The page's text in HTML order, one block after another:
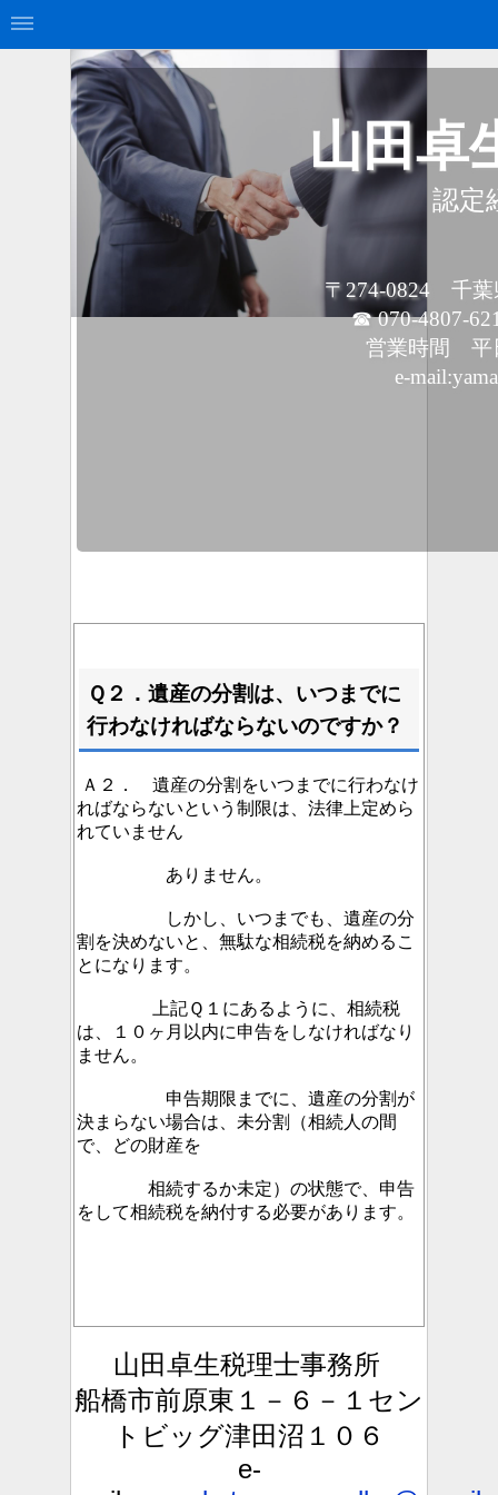
山田卓
認定
〒274-0824 千葉
☎ 070-4807-6219 (営
営業時間 平日
e-
Ｑ２．遺産の分割は、いつまでに
行わなければならないのですか？
Ａ２． 遺産の分割をいつまでに行わなけ
ればならないという制限は、法律上定めら
れていません
ありません。
しかし、いつまでも、遺産の分
割を決めないと、無駄な相続税を納めるこ
とになります。
上記Ｑ１にあるように、相続税
は、１０ヶ月以内に申告をしなければなり
ません。
申告期限までに、遺産の分割が
決まらない場合は、未分割（相続人の間
で、どの財産を
相続するか未定）の状態で、申告
をして相続税を納付する必要があります。
山田卓生税理士事務所
船橋市前原東１－６－１セン
トビッグ津田沼１０６
e-